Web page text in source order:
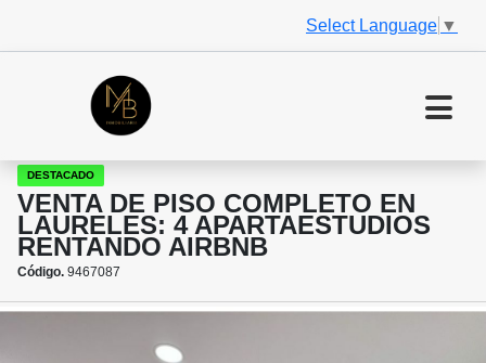
Select Language ▼
DESTACADO
VENTA DE PISO COMPLETO EN
LAURELES: 4 APARTAESTUDIOS
RENTANDO AIRBNB
Código. 9467087